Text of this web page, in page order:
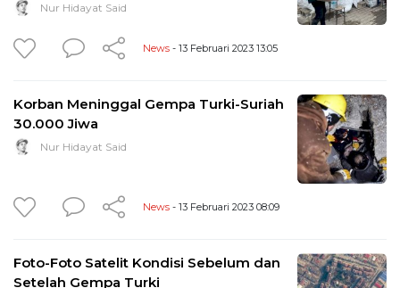
Nur Hidayat Said
News - 13 Februari 2023 13:05
Korban Meninggal Gempa Turki-Suriah
30.000 Jiwa
Nur Hidayat Said
News - 13 Februari 2023 08:09
Foto-Foto Satelit Kondisi Sebelum dan
Setelah Gempa Turki